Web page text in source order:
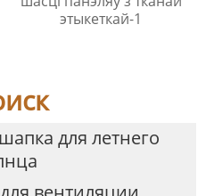
этыкеткай-1
для летнего